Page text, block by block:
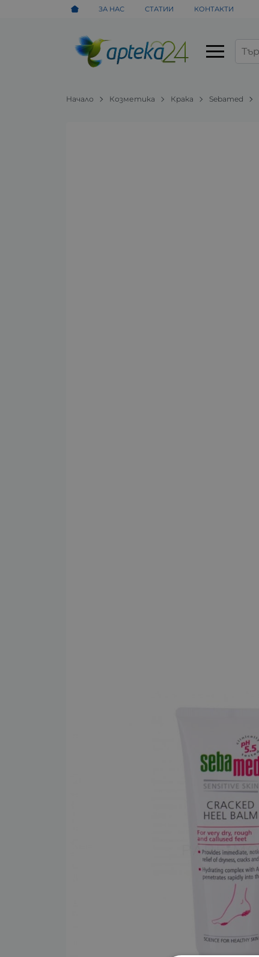
ЗА НАС СТАТИИ КОНТАКТИ
Начало Козметика Крака Sebamed